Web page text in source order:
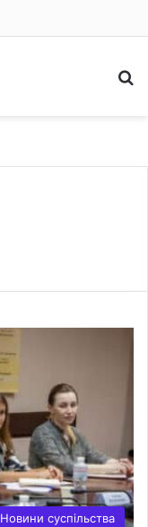
Новини суспільства